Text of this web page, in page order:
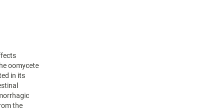
oomycete
in its
the